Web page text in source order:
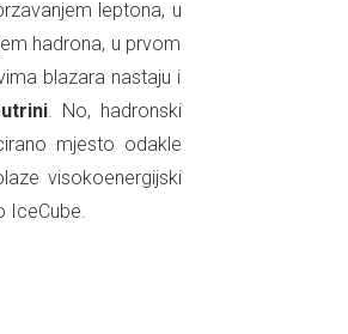
leptona, u
hadrona, u prvom
blazara nastaju i
. No, hadronski
mjesto odakle
visokoenergijski
IceCube.